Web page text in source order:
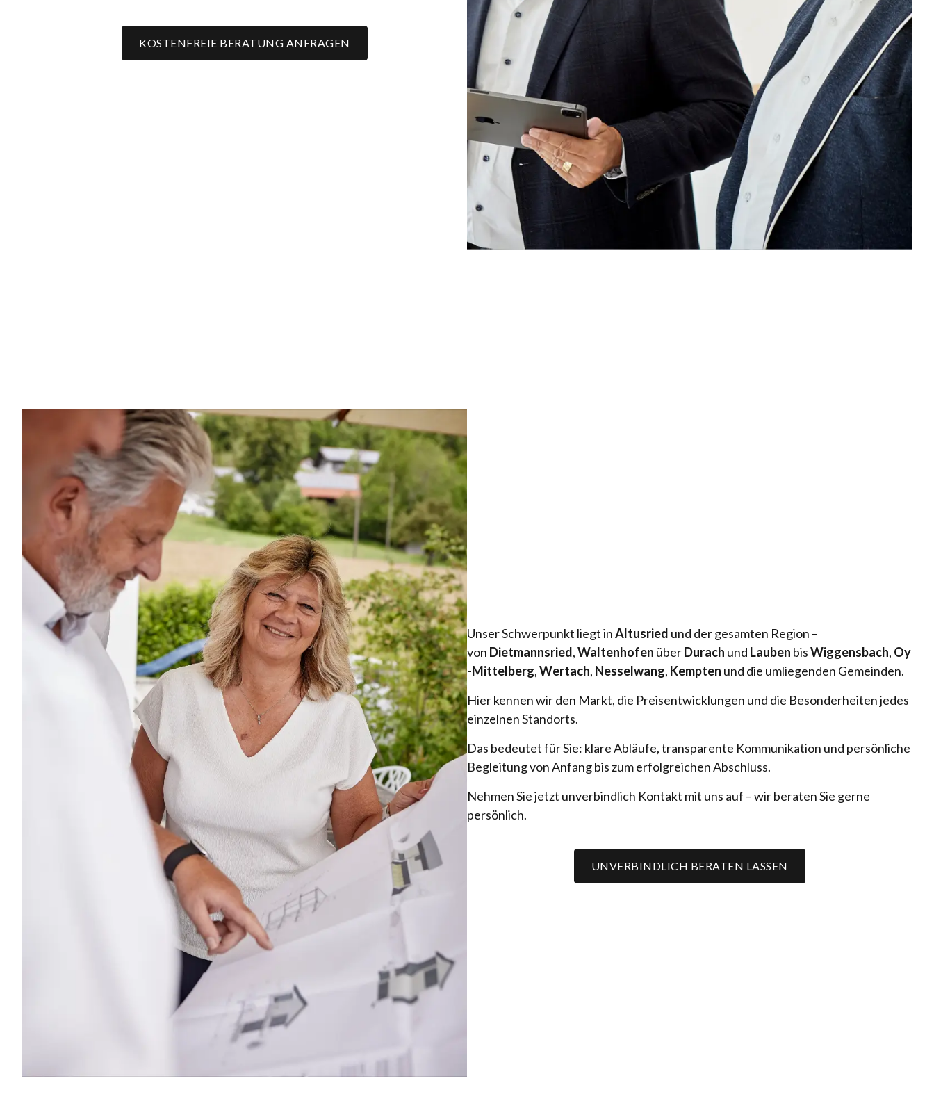
KOSTENFREIE BERATUNG ANFRAGEN
Unser Schwerpunkt liegt inAltusried und der gesamten Region –
von Dietmannsried,Waltenhofen überDurach und Lauben bisWiggensbach, Oy
-Mittelberg,Wertach, Nesselwang, Kempten und die umliegenden Gemeinden.
Hier kennen wir den Markt, die Preisentwicklungen und die Besonderheiten jedes
einzelnen Standorts.
Das bedeutet für Sie: klare Abläufe, transparente Kommunikation und persönliche
Begleitung von Anfang bis zum erfolgreichen Abschluss.
Nehmen Sie jetzt unverbindlich Kontakt mit uns auf – wir beraten Sie gerne
persönlich.
UNVERBINDLICH BERATEN LASSEN